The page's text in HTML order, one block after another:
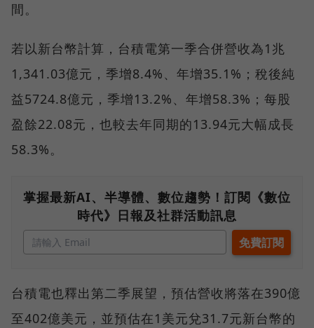
間。
若以新台幣計算，台積電第一季合併營收為1兆
1,341.03億元，季增8.4%、年增35.1%；稅後純
益5724.8億元，季增13.2%、年增58.3%；每股
盈餘22.08元，也較去年同期的13.94元大幅成長
58.3%。
掌握最新AI、半導體、數位趨勢！訂閱《數位
時代》日報及社群活動訊息
台積電也釋出第二季展望，預估營收將落在390億
至402億美元，並預估在1美元兌31.7元新台幣的